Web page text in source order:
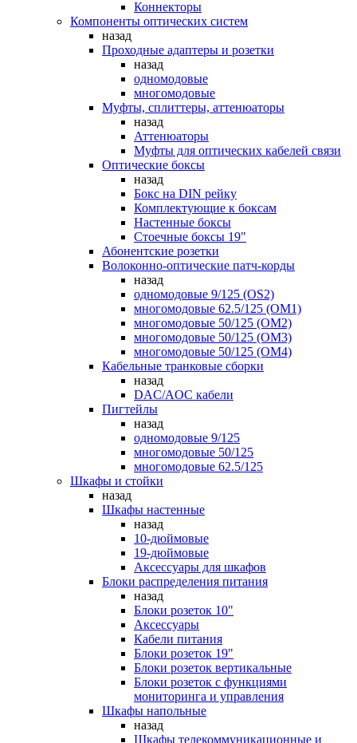
Коннекторы
Компоненты оптических систем
назад
Проходные адаптеры и розетки
назад
одномодовые
многомодовые
Муфты, сплиттеры, аттенюаторы
назад
Аттенюаторы
Муфты для оптических кабелей связи
Оптические боксы
назад
Бокс на DIN рейку
Комплектующие к боксам
Настенные боксы
Стоечные боксы 19"
Абонентские розетки
Волоконно-оптические патч-корды
назад
одномодовые 9/125 (OS2)
многомодовые 62.5/125 (OM1)
многомодовые 50/125 (OM2)
многомодовые 50/125 (OM3)
многомодовые 50/125 (OM4)
Кабельные транковые сборки
назад
DAC/AOC кабели
Пигтейлы
назад
одномодовые 9/125
многомодовые 50/125
многомодовые 62.5/125
Шкафы и стойки
назад
Шкафы настенные
назад
10-дюймовые
19-дюймовые
Аксессуары для шкафов
Блоки распределения питания
назад
Блоки розеток 10"
Аксессуары
Кабели питания
Блоки розеток 19"
Блоки розеток вертикальные
Блоки розеток с функциями
мониторинга и управления
Шкафы напольные
назад
Шкафы телекоммуникационные и